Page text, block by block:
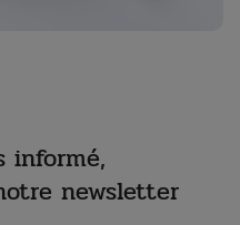
informé,
newsletter